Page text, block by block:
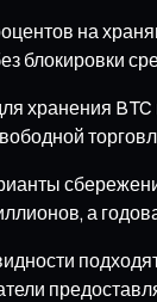
на
блокировки
хранения
а